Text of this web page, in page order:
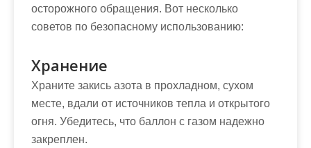
осторожного обращения. Вот несколько
советов по безопасному использованию:
Хранение
Храните закись азота в прохладном, сухом
месте, вдали от источников тепла и открытого
огня. Убедитесь, что баллон с газом надежно
закреплен.